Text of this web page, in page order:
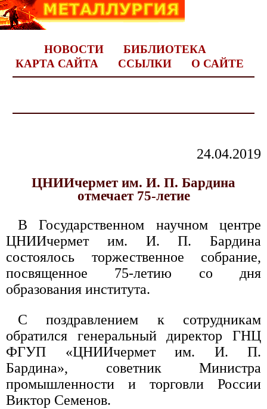
НОВОСТИ
БИБЛИОТЕКА
КАРТА САЙТА
ССЫЛКИ О САЙТЕ
24.04.2019
ЦНИИчермет им. И. П. Бардина
отмечает 75-летие
В Государственном научном центре
ЦНИИчермет им. И. П. Бардина
состоялось торжественное собрание,
посвященное 75-летию со дня
образования института.
С поздравлением к сотрудникам
обратился генеральный директор ГНЦ
ФГУП «ЦНИИчермет им. И. П.
Бардина», советник Министра
промышленности и торговли России
Виктор Семенов.